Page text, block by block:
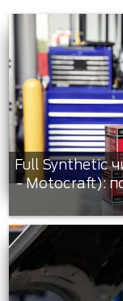
Full Synthetic
- Motocraft):